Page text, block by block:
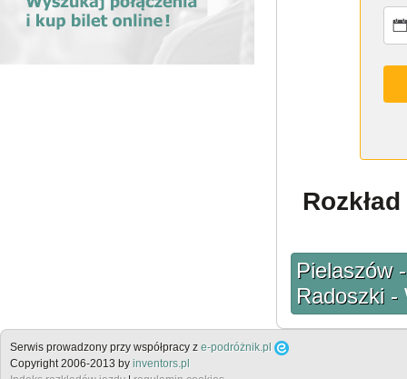
Pielaszów
Radoszki -
Serwis prowadzony przy współpracy z e-podróżnik.pl
Copyright 2006-2013 by inventors.pl